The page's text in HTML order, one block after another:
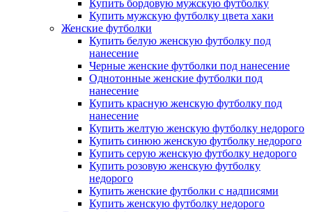
Купить бордовую мужскую футболку
Купить мужскую футболку цвета хаки
Женские футболки
Купить белую женскую футболку под
нанесение
Черные женские футболки под нанесение
Однотонные женские футболки под
нанесение
Купить красную женскую футболку под
нанесение
Купить желтую женскую футболку недорого
Купить синюю женскую футболку недорого
Купить серую женскую футболку недорого
Купить розовую женскую футболку
недорого
Купить женские футболки с надписями
Купить женскую футболку недорого